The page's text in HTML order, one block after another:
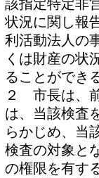
該指定特定非
状況に関し報
利活動法人の
くは財産の状
ることができ
２ 市長は、
は、当該検査
らかじめ、当
検査の対象と
の権限を有す